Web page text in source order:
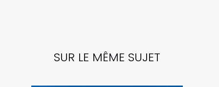
SUR LE MÊME SUJET